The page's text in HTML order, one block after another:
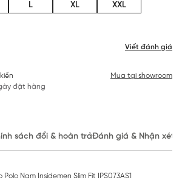
Viết đánh giá
L XL
XXL
đặt hàng
Mua tại showroom
sách đổi & hoàn trảĐánh giá & Nhận xét
Polo Nam Insidemen Slim Fit IPS073AS1